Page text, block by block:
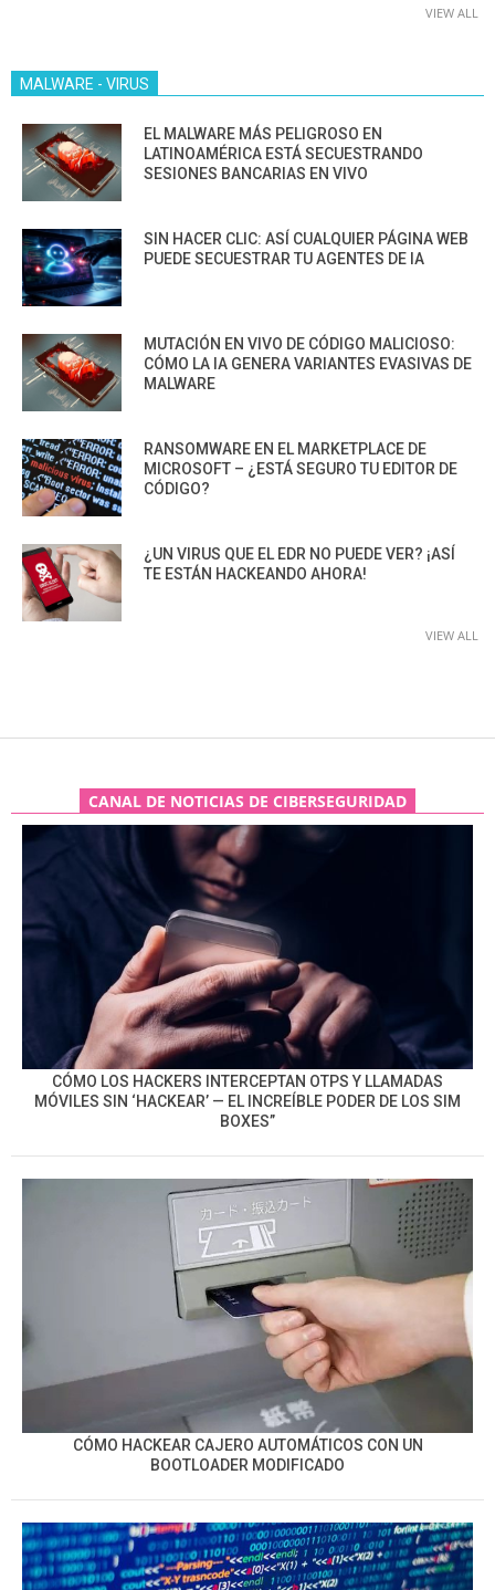
VIEW ALL
MALWARE - VIRUS
EL MALWARE MÁS PELIGROSO EN
LATINOAMÉRICA ESTÁ SECUESTRANDO
SESIONES BANCARIAS EN VIVO
SIN HACER CLIC: ASÍ CUALQUIER PÁGINA WEB
PUEDE SECUESTRAR TU AGENTES DE IA
MUTACIÓN EN VIVO DE CÓDIGO MALICIOSO:
CÓMO LA IA GENERA VARIANTES EVASIVAS DE
MALWARE
RANSOMWARE EN EL MARKETPLACE DE
MICROSOFT – ¿ESTÁ SEGURO TU EDITOR DE
CÓDIGO?
¿UN VIRUS QUE EL EDR NO PUEDE VER? ¡ASÍ
TE ESTÁN HACKEANDO AHORA!
VIEW ALL
CANAL DE NOTICIAS DE CIBERSEGURIDAD
CÓMO LOS HACKERS INTERCEPTAN OTPS Y LLAMADAS
MÓVILES SIN ‘HACKEAR’ — EL INCREÍBLE PODER DE LOS SIM
BOXES”
CÓMO HACKEAR CAJERO AUTOMÁTICOS CON UN
BOOTLOADER MODIFICADO